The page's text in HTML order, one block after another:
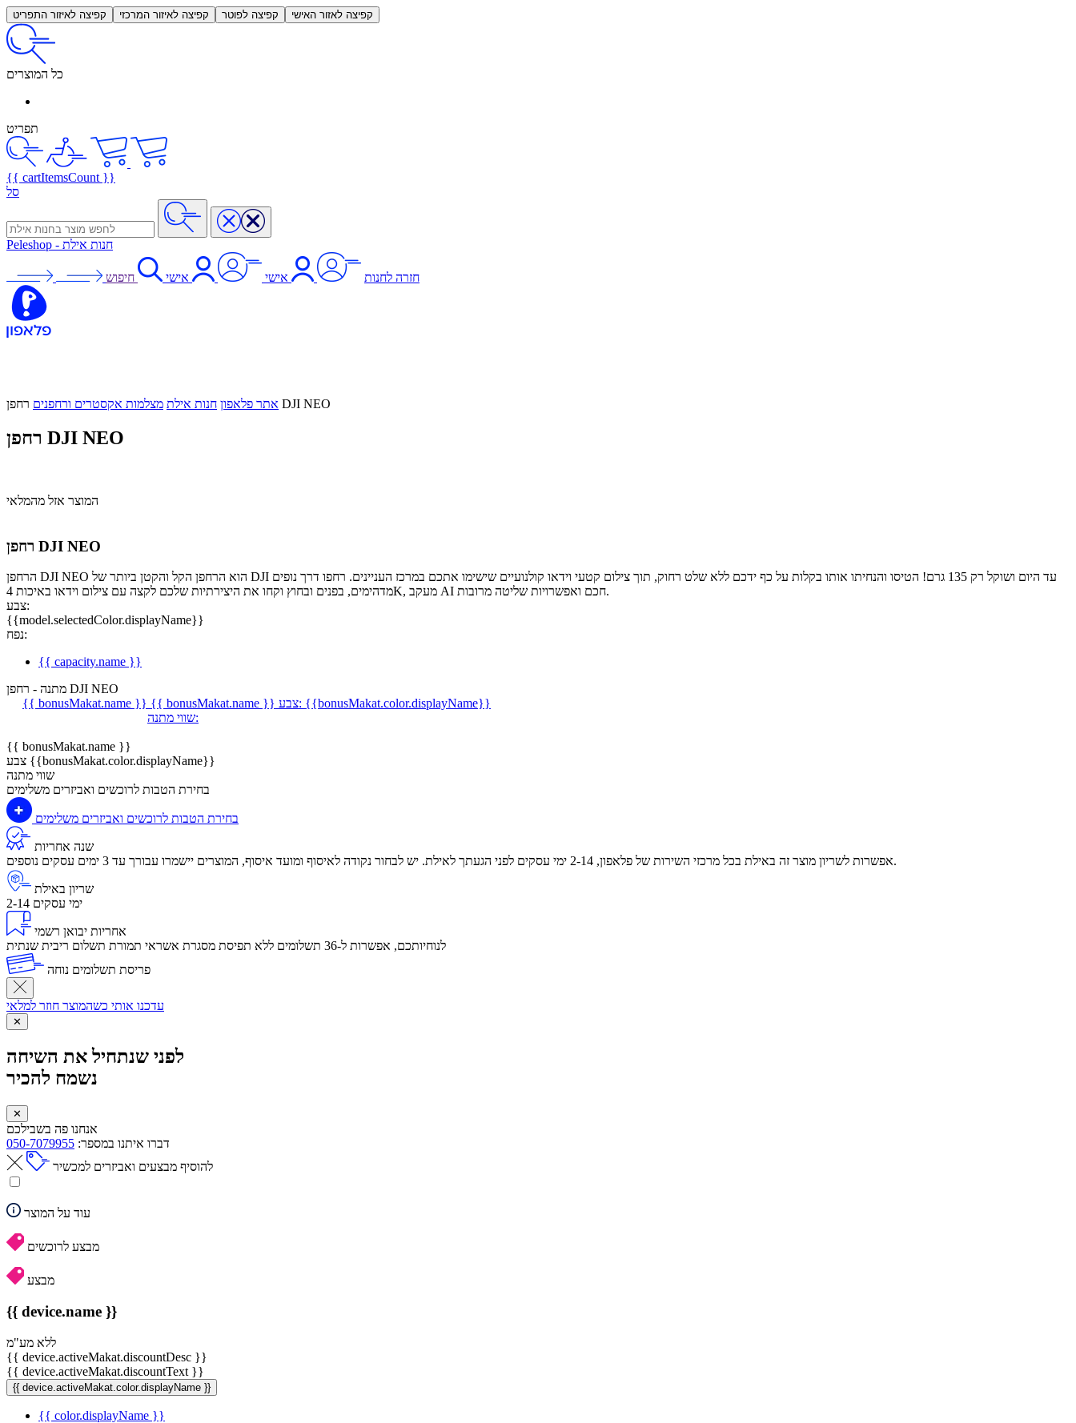
קפיצה לאיזור התפריט קפיצה לאיזור המרכזי קפיצה לפוטר קפיצה לאזור האישי
כל המוצרים
תפריט
{{ cartItemsCount }}
סל
Peleshop - חנות אילת
חזרה לחנות אישי אישי חיפוש
אתר פלאפון חנות אילת מצלמות אקסטרים ורחפנים רחפן DJI NEO
רחפן DJI NEO
המוצר אזל מהמלאי
רחפן DJI NEO
הרחפן DJI NEO הוא הרחפן הקל והקטן ביותר של DJI עד היום ושוקל רק 135 גרם! הטיסו והנחיתו אותו בקלות על כף ידכם ללא שלט רחוק, תוך צילום קטעי וידאו קולנועיים שישימו אתכם במרכז העניינים. רחפו דרך נופים
מדהימים, בפנים ובחוץ וקחו את היצירתיות שלכם לקצה עם צילום וידאו באיכות 4K, מעקב AI חכם ואפשרויות שליטה מרובות.
צבע:
{{model.selectedColor.displayName}}
נפח:
{{ capacity.name }}
מתנה - רחפן DJI NEO
{{ bonusMakat.name }} {{ bonusMakat.name }} צבע: {{bonusMakat.color.displayName}}
שווי מתנה:
{{ bonusMakat.name }}
צבע {{bonusMakat.color.displayName}}
שווי מתנה
בחירת הטבות לרוכשים ואביזרים משלימים
בחירת הטבות לרוכשים ואביזרים משלימים
שנה אחריות
אפשרות לשריון מוצר זה באילת בכל מרכזי השירות של פלאפון, 2-14 ימי עסקים לפני הגעתך לאילת. יש לבחור נקודה לאיסוף ומועד איסוף, המוצרים יישמרו עבורך עד 3 ימים עסקים נוספים.
שריון באילת
2-14 ימי עסקים
אחריות יבואן רשמי
לנוחיותכם, אפשרות ל-36 תשלומים ללא תפיסת מסגרת אשראי תמורת תשלום ריבית שנתית
פריסת תשלומים נוחה
עדכנו אותי כשהמוצר חוזר למלאי
✕
לפני שנתחיל את השיחה
נשמח להכיר
✕
אנחנו פה בשבילכם
דברו איתנו במספר: 050-7079955
להוסיף מבצעים ואביזרים למכשיר
עוד על המוצר
מבצע לרוכשים
מבצע
{{ device.name }}
ללא מע"מ
{{ device.activeMakat.discountDesc }}
{{ device.activeMakat.discountText }}
{{ device.activeMakat.color.displayName }}
{{ color.displayName }}